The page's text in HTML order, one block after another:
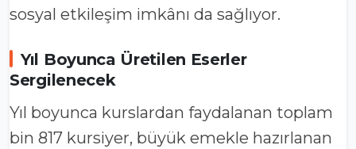
sosyal etkileşim imkânı da sağlıyor.
Yıl Boyunca Üretilen Eserler
Sergilenecek
Yıl boyunca kurslardan faydalanan toplam
bin 817 kursiyer, büyük emekle hazırlanan